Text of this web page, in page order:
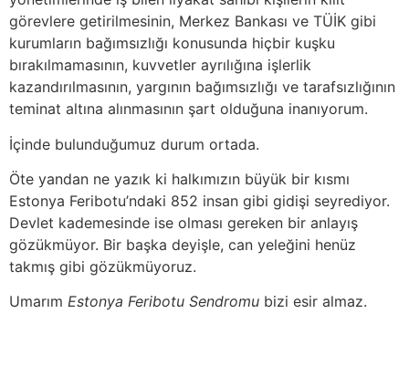
görevlere getirilmesinin, Merkez Bankası ve TÜİK gibi
kurumların bağımsızlığı konusunda hiçbir kuşku
bırakılmamasının, kuvvetler ayrılığına işlerlik
kazandırılmasının, yargının bağımsızlığı ve tarafsızlığının
teminat altına alınmasının şart olduğuna inanıyorum.
İçinde bulunduğumuz durum ortada.
Öte yandan ne yazık ki halkımızın büyük bir kısmı
Estonya Feribotu’ndaki 852 insan gibi gidişi seyrediyor.
Devlet kademesinde ise olması gereken bir anlayış
gözükmüyor. Bir başka deyişle, can yeleğini henüz
takmış gibi gözükmüyoruz.
Umarım Estonya Feribotu Sendromu bizi esir almaz.